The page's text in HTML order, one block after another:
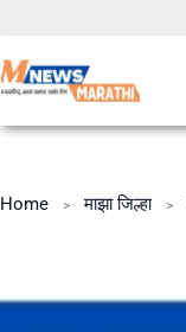
Home माझा जिल्हा